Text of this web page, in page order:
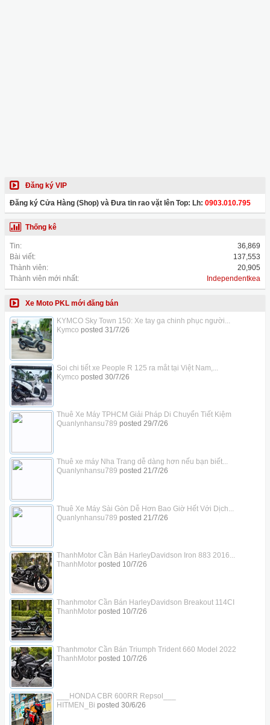
Đăng ký VIP
Đăng ký Cửa Hàng (Shop) và Đưa tin rao vặt lên Top: Lh: 0903.010.795
Thống kê
Tin:
36,869
Bài viết:
137,553
Thành viên:
20,905
Thành viên mới nhất:
Independentkea
Xe Moto PKL mới đăng bán
KYMCO Sky Town 150: Xe tay ga chinh phục người...
Kymco posted 31/7/26
Soi chi tiết xe People R 125 ra mắt tại Việt Nam,...
Kymco posted 30/7/26
Thuê Xe Máy TPHCM Giải Pháp Di Chuyển Tiết Kiệm
Quanlynhansu789 posted 29/7/26
Thuê xe máy Nha Trang dễ dàng hơn nếu bạn biết...
Quanlynhansu789 posted 21/7/26
Thuê Xe Máy Sài Gòn Dễ Hơn Bao Giờ Hết Với Dịch...
Quanlynhansu789 posted 21/7/26
ThanhMotor Cần Bán HarleyDavidson Iron 883 2016...
ThanhMotorposted 10/7/26
Thanhmotor Cần Bán HarleyDavidson Breakout 114CI
ThanhMotorposted 10/7/26
Thanhmotor Cần Bán Triumph Trident 660 Model 2022
ThanhMotorposted 10/7/26
___HONDA CBR 600RR Repsol___
HITMEN_Bi posted 30/6/26